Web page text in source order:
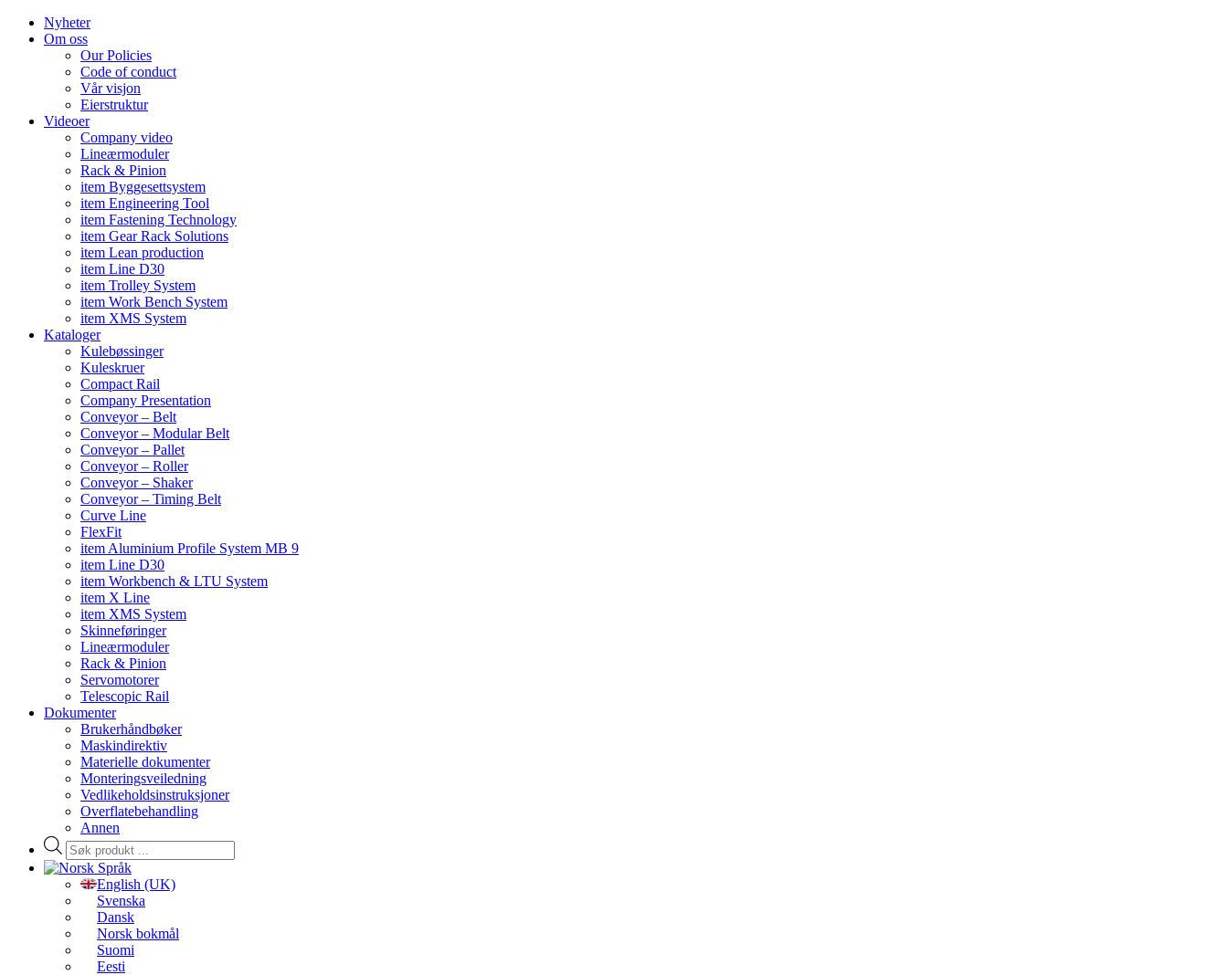
Nyheter
Om oss
Our Policies
Code of conduct
Vår visjon
Eierstruktur
Videoer
Company video
Lineærmoduler
Rack & Pinion
item Byggesettsystem
item Engineering Tool
item Fastening Technology
item Gear Rack Solutions
item Lean production
item Line D30
item Trolley System
item Work Bench System
item XMS System
Kataloger
Kulebøssinger
Kuleskruer
Compact Rail
Company Presentation
Conveyor – Belt
Conveyor – Modular Belt
Conveyor – Pallet
Conveyor – Roller
Conveyor – Shaker
Conveyor – Timing Belt
Curve Line
FlexFit
item Aluminium Profile System MB 9
item Line D30
item Workbench & LTU System
item X Line
item XMS System
Skinneføringer
Lineærmoduler
Rack & Pinion
Servomotorer
Telescopic Rail
Dokumenter
Brukerhåndbøker
Maskindirektiv
Materielle dokumenter
Monteringsveiledning
Vedlikeholdsinstruksjoner
Overflatebehandling
Annen
Products
search
Språk
English (UK)
Svenska
Dansk
Norsk bokmål
Suomi
Eesti